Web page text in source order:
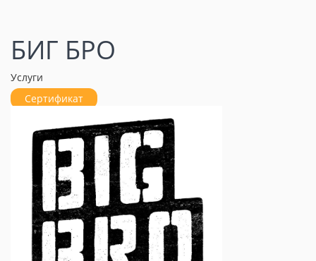
БИГ БРО
Услуги
Сертификат